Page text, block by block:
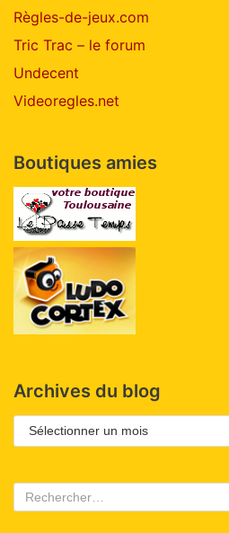
Règles-de-jeux.com
Tric Trac – le forum
Undecent
Videoregles.net
Boutiques amies
Archives du blog